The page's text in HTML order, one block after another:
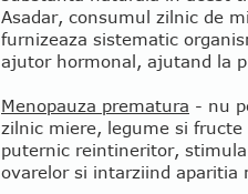
Asadar, consumul zilnic de
furnizeaza sistematic
ajutor hormonal, ajutand la
Menopauza prematura - nu
zilnic miere, legume si
puternic reintineritor,
ovarelor si intarziind aparitia